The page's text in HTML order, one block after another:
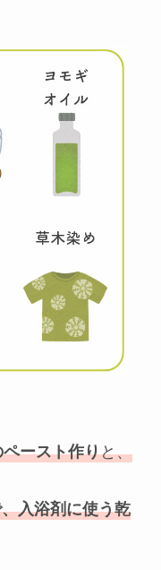
ースト作りと、
入浴剤に使う乾